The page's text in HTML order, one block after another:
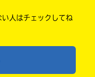
いので、待ってて
人はチェックしてね